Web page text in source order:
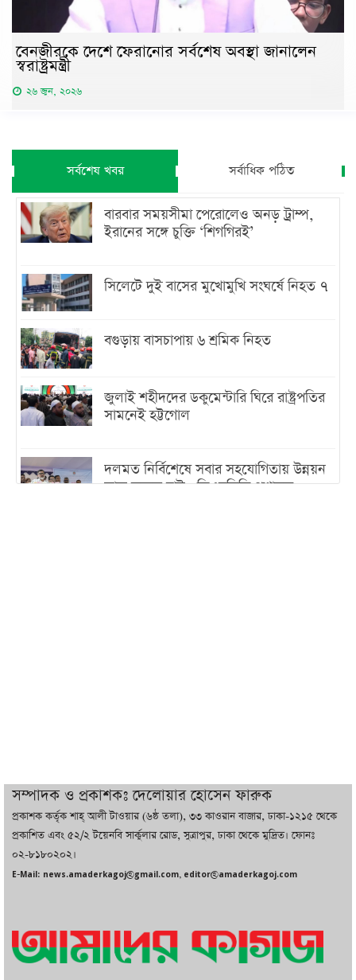
বেনজীরকে দেশে ফেরানোর সর্বশেষ অবস্থা জানালেন
স্বরাষ্ট্রমন্ত্রী
২৬ জুন, ২০২৬
সর্বশেষ খবর সর্বাধিক পঠিত
বারবার সময়সীমা পেরোলেও অনড় ট্রাম্প,
ইরানের সঙ্গে চুক্তি ‘শিগগিরই’
সিলেটে দুই বাসের মুখোমুখি সংঘর্ষে নিহত ৭
বগুড়ায় বাসচাপায় ৬ শ্রমিক নিহত
জুলাই শহীদদের ডকুমেন্টারি ঘিরে রাষ্ট্রপতির
সামনেই হট্টগোল
দলমত নির্বিশেষে সবার সহযোগিতায় উন্নয়ন
কাজ করতে চাই : ডিএনসিসি প্রশাসক
বাজারে কাঁচা মরিচে ‘আগুন’, ‘এত দাম তো
আগে দেখিনি’
সম্পাদক ও প্রকাশকঃ দেলোয়ার হোসেন ফারুক
প্রকাশক কর্তৃক শাহ্ আলী টাওয়ার (৬ষ্ঠ তলা), ৩৩ কাওরান বাজার, ঢাকা-১২১৫ থেকে
প্রকাশিত এবং ৫২/২ টয়েনবি সার্কুলার রোড, সুত্রাপুর, ঢাকা থেকে মুদ্রিত। ফোনঃ
০২-৮১৮০২০২।
E-Mail: news.amaderkagoj@gmail.com, editor@amaderkagoj.com